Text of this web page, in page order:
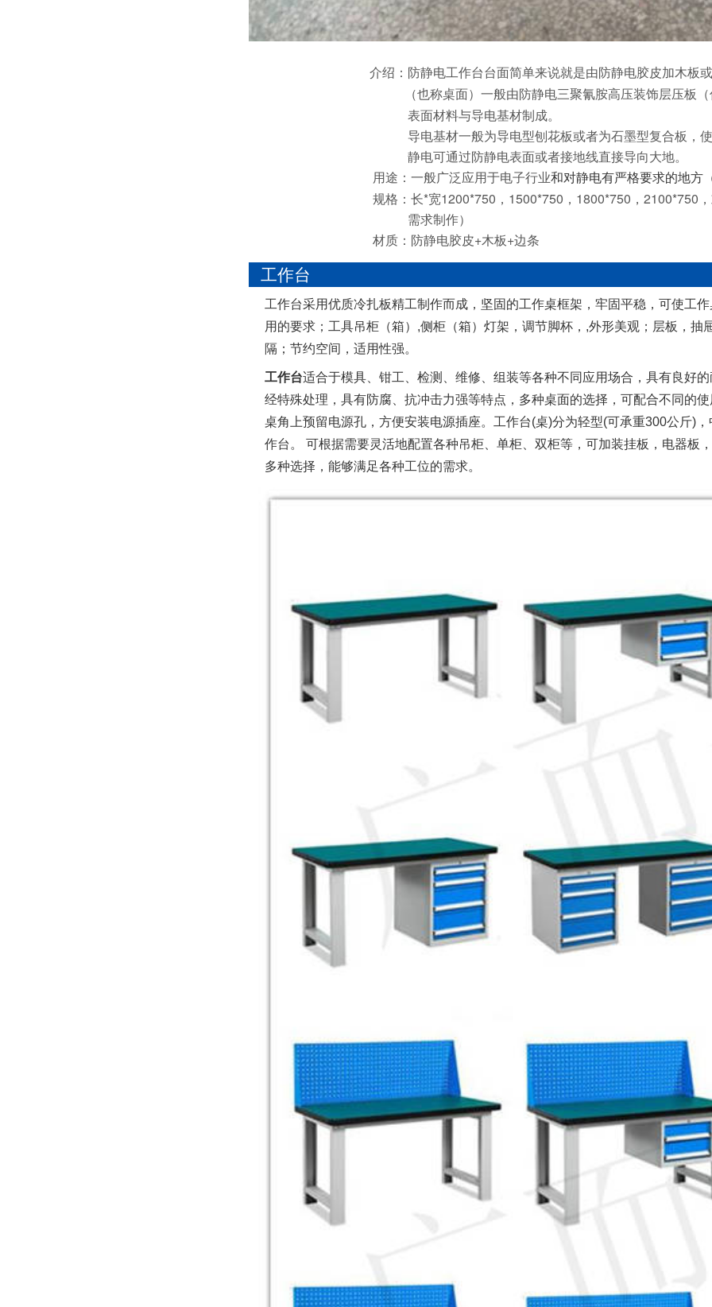
介绍：防静电工作台台面简单来说就是由防静电胶皮加木板
（也称桌面） 一般由防静电三聚氰胺高压装饰层压板
表面材料与导电基材制成。
导电基材一般为导电型刨花板或者为石墨型复合板，使台面
静电可通过防静电表面或者接地线直接导向大地。
用途：一般广泛应用于电子行业和对静电有严格要求的地方
规格：长*宽1200*750，1500*750，1800*750，2100*750，或者
需求制作）
材质：防静电胶皮+木板+边条
工作台
工作台采用优质冷扎板精工制作而成，坚固的工作桌框架，牢固平稳，可使工
用的要求；工具吊柜（箱）,侧柜（箱）灯架，调节脚杯，,外形美观；层板，
隔；节约空间，适用性强。
工作台适合于模具、钳工、检测、维修、组装等各种不同应用场合，具有良好
经特殊处理，具有防腐、抗冲击力强等特点，多种桌面的选择，可配合不同的
桌角上预留电源孔，方便安装电源插座。工作台(桌)分为轻型(可承重300公斤)
作台。 可根据需要灵活地配置各种吊柜、单柜、双柜等，可加装挂板，电器板
多种选择，能够满足各种工位的需求。